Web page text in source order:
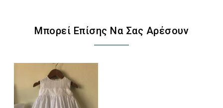
Μπορεί Επίσης Να Σας Αρέσουν